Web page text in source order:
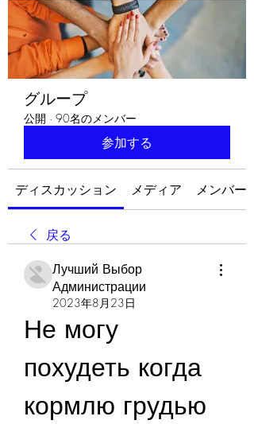
グループ
公開 · 90名のメンバー
参加する
ディスカッション メディア メンバー
戻る
Лучший Выбор
Администрации
2023年8月23日
Не могу
похудеть когда
кормлю грудью